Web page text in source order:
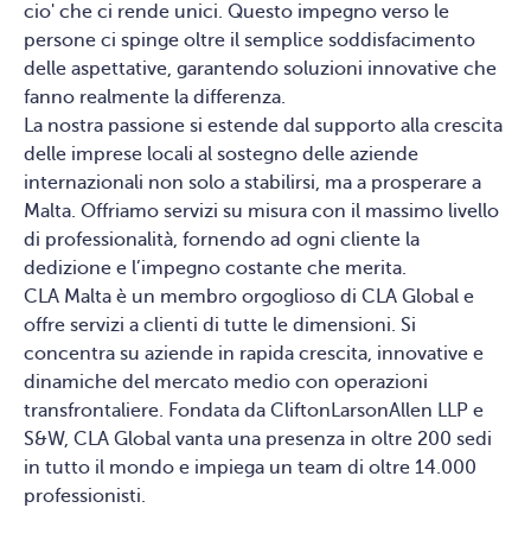
cio' che ci rende unici. Questo impegno verso le
persone ci spinge oltre il semplice soddisfacimento
delle aspettative, garantendo soluzioni innovative che
fanno realmente la differenza.
La nostra passione si estende dal supporto alla crescita
delle imprese locali al sostegno delle aziende
internazionali non solo a stabilirsi, ma a prosperare a
Malta. Offriamo servizi su misura con il massimo livello
di professionalità, fornendo ad ogni cliente la
dedizione e l’impegno costante che merita.
CLA Malta è un membro orgoglioso di CLA Global e
offre servizi a clienti di tutte le dimensioni. Si
concentra su aziende in rapida crescita, innovative e
dinamiche del mercato medio con operazioni
transfrontaliere. Fondata da CliftonLarsonAllen LLP e
S&W, CLA Global vanta una presenza in oltre 200 sedi
in tutto il mondo e impiega un team di oltre 14.000
professionisti.